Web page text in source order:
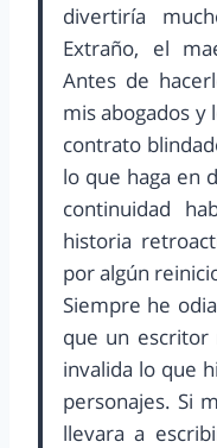
divertiría
Extraño, el
Antes de
mis abogados y
contrato
lo que haga en
continuidad
historia
por algún
Siempre he
que un
invalida lo que
personajes. Si
llevara a